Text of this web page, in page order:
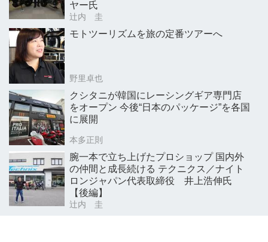
ヤー氏
辻内 圭
モトツーリズムを旅の定番ツアーへ
野里卓也
クシタニが韓国にレーシングギア専門店
をオープン 今後“日本のパッケージ”を各国
に展開
本多正則
腕一本で立ち上げたプロショップ 国内外
の仲間と成長続ける テクニクス／ナイト
ロンジャパン代表取締役 井上浩伸氏
【後編】
辻内 圭